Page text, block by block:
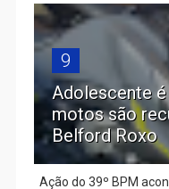
9
Adolescente
motos são
Belford Roxo
Ação do 39º BPM